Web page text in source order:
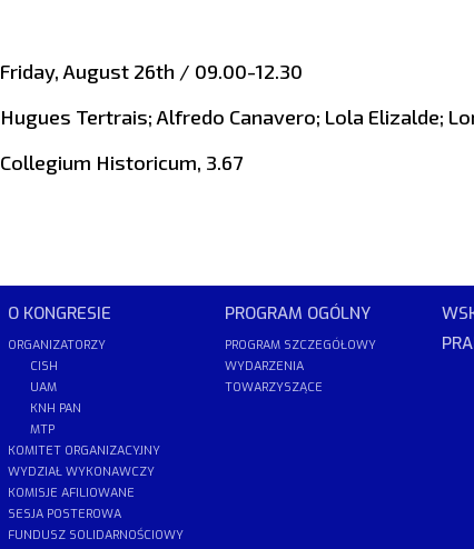
Friday, August 26th / 09.00-12.30
Hugues Tertrais; Alfredo Canavero; Lola Elizalde;
Collegium Historicum, 3.67
O KONGRESIE
ORGANIZATORZY
CISH
UAM
KNH PAN
MTP
KOMITET ORGANIZACYJNY
WYDZIAŁ WYKONAWCZY
KOMISJE AFILIOWANE
SESJA POSTEROWA
FUNDUSZ SOLIDARNOŚCIOWY
PROGRAM OGÓLNY
PROGRAM SZCZEGÓŁOWY
WYDARZENIA
TOWARZYSZĄCE